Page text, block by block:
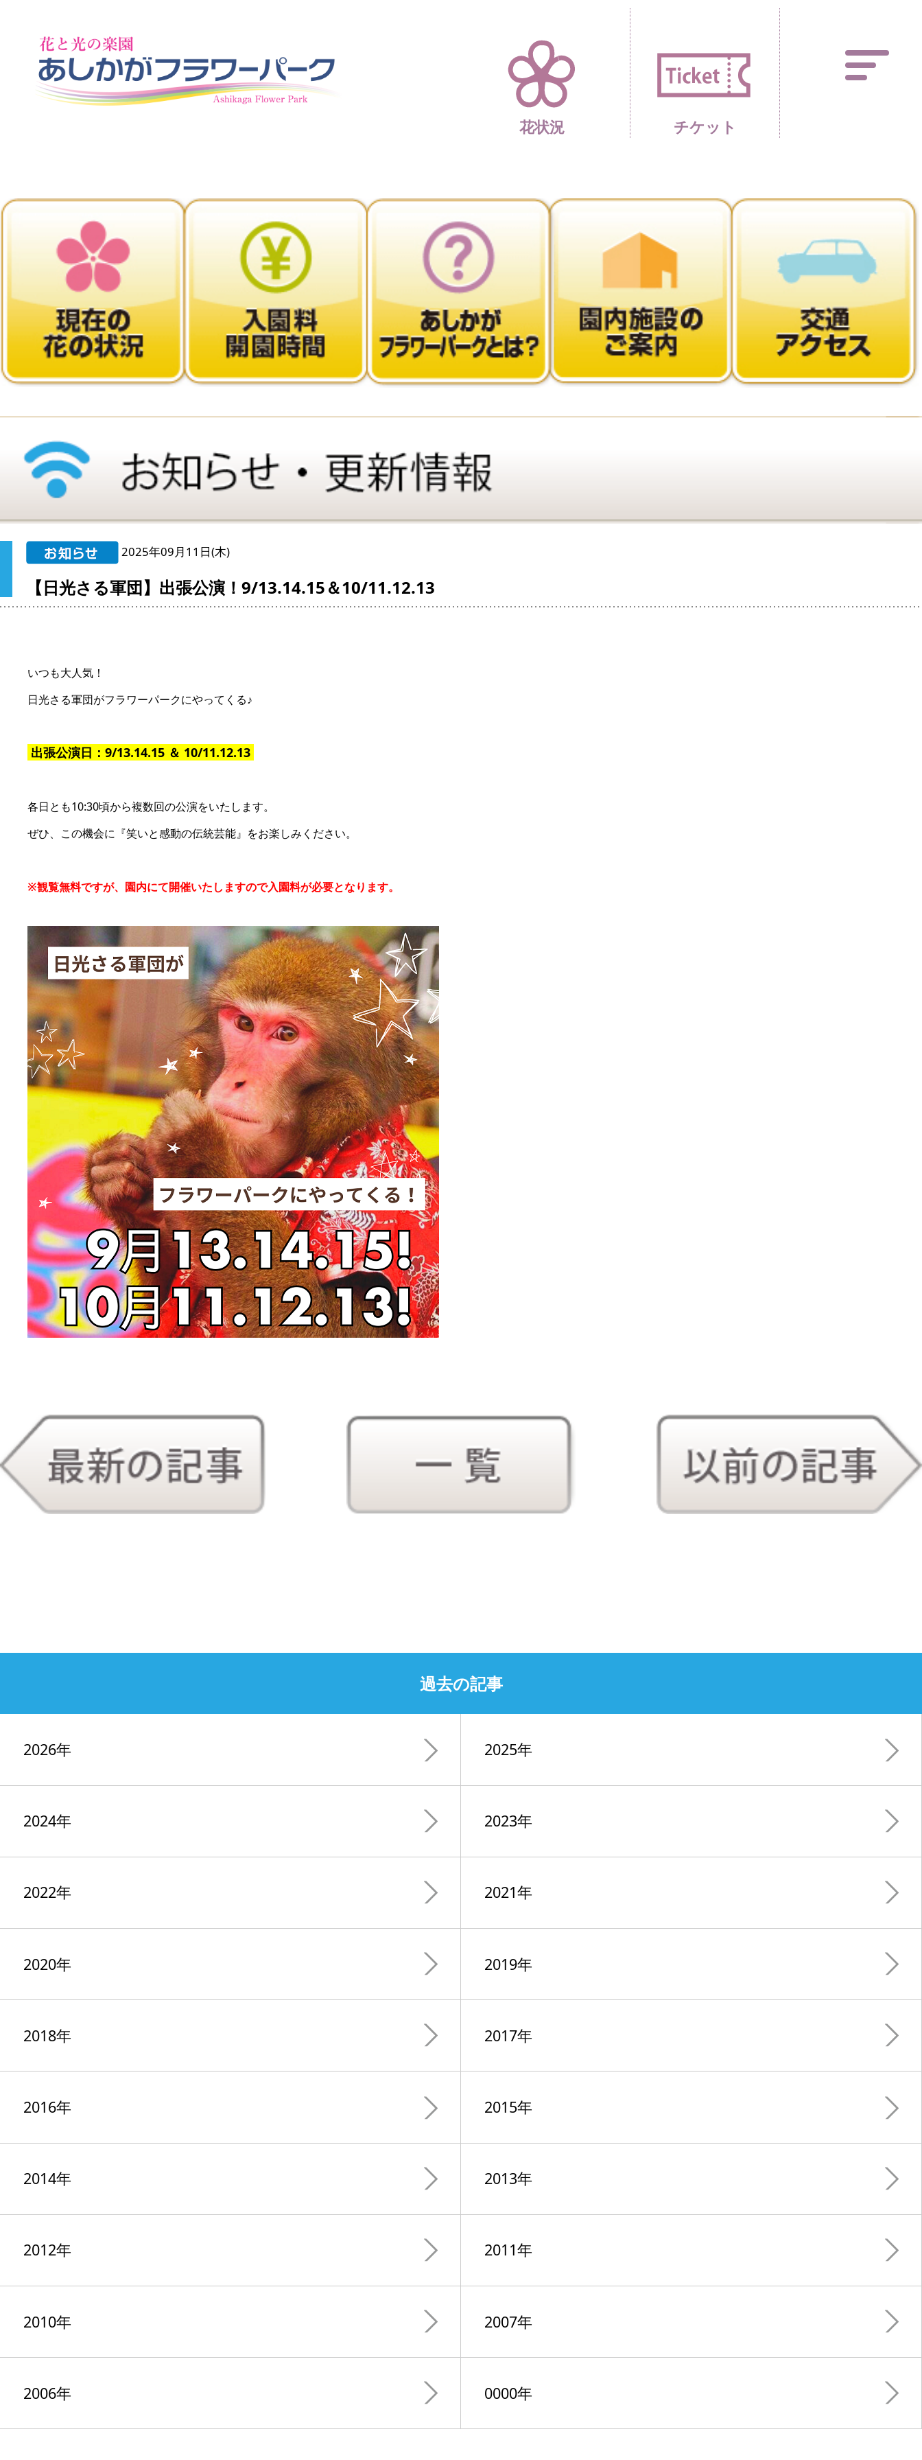
四季折々 花の楽園 あしかがフラワー
花状況 チケット
2025年09月11日(木)
【日光さる軍団】出張公演！9/13.14.15＆10/11.12.13
いつも大人気！
日光さる軍団がフラワーパークにやってくる♪
出張公演日：9/13.14.15 ＆ 10/11.12.13
各日とも10:30頃から複数回の公演をいたします。
ぜひ、この機会に『笑いと感動の伝統芸能』をお楽しみください。
※観覧無料ですが、園内にて開催いたしますので入園料が必要となります。
過去の記事
2026年 2025年
2024年 2023年
2022年 2021年
2020年 2019年
2018年 2017年
2016年 2015年
2014年 2013年
2012年 2011年
2010年 2007年
2006年 0000年